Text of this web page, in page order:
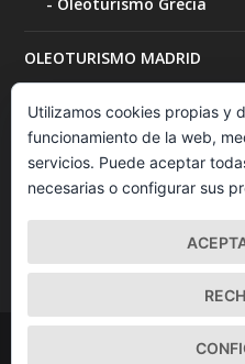
OLEOTURISMO MADRID
OLEOTURISMO MURCIA
OLEOTURISMO NAVARRA
Visita a bodegas
Elegant Themes
Utilizamos cookies propias y
funcionamiento de la web,
servicios. Puede aceptar
necesarias o configurar sus